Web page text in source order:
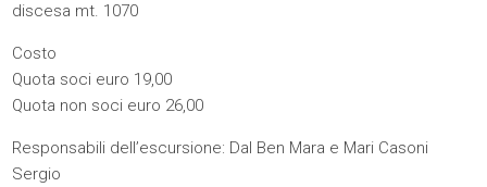
discesa mt. 1070
Costo
Quota soci euro 19,00
Quota non soci euro 26,00
Responsabili dell’escursione: Dal Ben Mara e Mari Casoni
Sergio